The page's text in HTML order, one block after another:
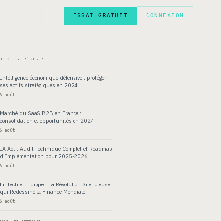
ESSAI GRATUIT CONNEXION
RÉCENTS
Intelligence économique défensive : protéger
ses actifs stratégiques en 2024
6 août
Marché du SaaS B2B en France :
consolidation et opportunités en 2024
6 août
IA Act : Audit Technique Complet et Roadmap
d'Implémentation pour 2025-2026
6 août
Fintech en Europe : La Révolution Silencieuse
qui Redessine la Finance Mondiale
6 août